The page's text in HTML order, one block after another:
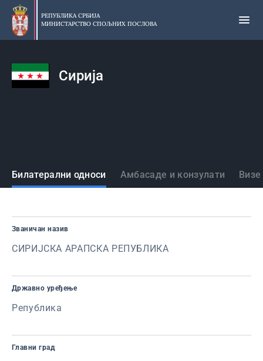
Прескочи
главни
део
РЕПУБЛИКА СРБИЈА
МИНИСТАРСТВО СПОЉНИХ ПОСЛОВА
Сирија
Државе
Билатерални односи Амбасаде и конзулати
Званичан назив
СИРИЈСКА АРАПСКА РЕПУБЛИКА
Државно уређење
Република
Главни град